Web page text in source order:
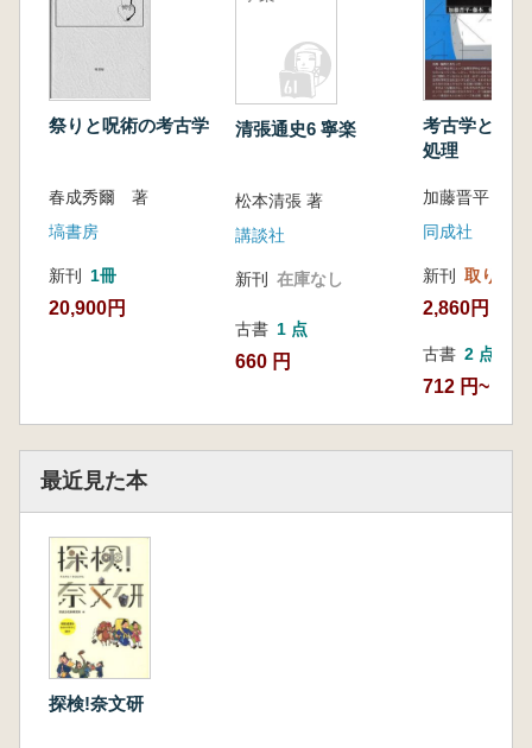
祭りと呪術の考古学
春成秀爾 著
塙書房
新刊 1冊
20,900円
清張通史6 寧楽
松本清張 著
講談社
新刊 在庫なし
古書 1 点
660 円
考古学と調
処理
加藤晋平 藤
同成社
新刊 取り寄せ
2,860円
古書 2 点
712 円~
最近見た本
探検!奈文研